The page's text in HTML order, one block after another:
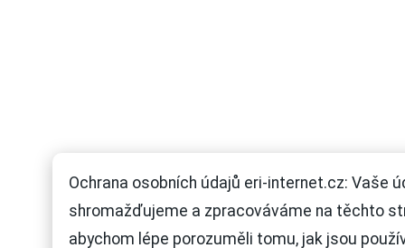
Ochrana osobních údajů eri-internet.cz: Vaše
shromažďujeme a zpracováváme na těchto
abychom lépe porozuměli tomu, jak jsou